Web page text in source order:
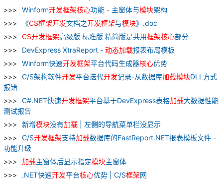
Winform开发框架核心功能 - 主窗体与模块架构
《CS框架开发文档之开发框架与模块》.doc
CS开发框架高级版 标准版 精简版是共用框架核心部分
DevExpress XtraReport - 动态加载报表布局模板
Winform快速开发框架平台代码生成器核心优势
C/S架构软件开发平台迭代开发记录-从数据库加载模块DLL方式
报错
C#.NET快速开发框架平台基于DevExpress表格加载大数据性能
测试报告
新增模块没有加载 | 左侧的导航菜单栏没显示
C/S开发框架支持加载数据库的FastReport.NET报表模板文件 -
功能升级
加载主窗体后显示指定模块主窗体
.NET快速开发平台核心优势 | C/S框架网